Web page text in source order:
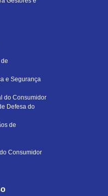
e Segurança
do Consumidor
Defesa do
de
Consumidor